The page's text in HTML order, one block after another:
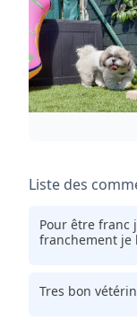
Liste des
Pour être franc
franchement je
Tres bon